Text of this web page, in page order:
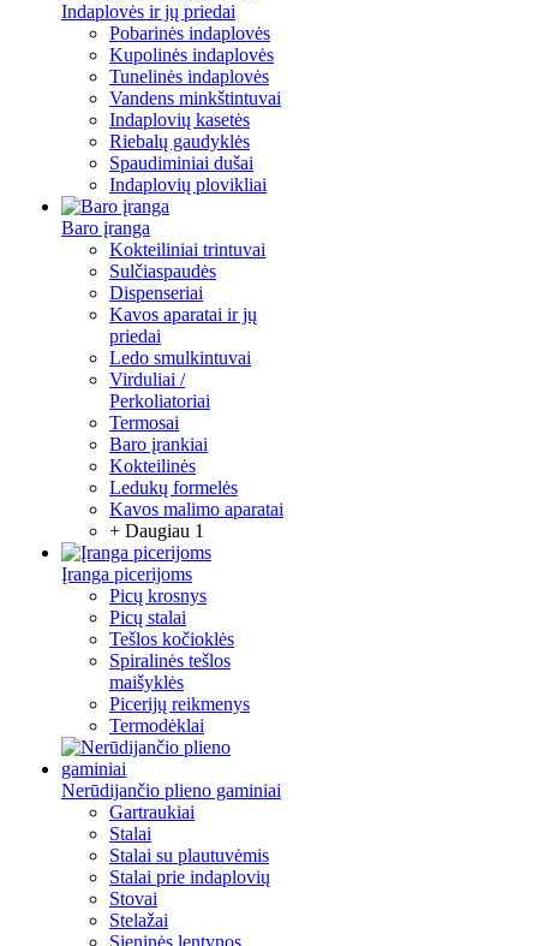
Indaplovės ir jų priedai
Pobarinės indaplovės
Kupolinės indaplovės
Tunelinės indaplovės
Vandens minkštintuvai
Indaplovių kasetės
Riebalų gaudyklės
Spaudiminiai dušai
Indaplovių plovikliai
Baro įranga
Kokteiliniai trintuvai
Sulčiaspaudės
Dispenseriai
Kavos aparatai ir jų
priedai
Ledo smulkintuvai
Virduliai /
Perkoliatoriai
Termosai
Baro įrankiai
Kokteilinės
Ledukų formelės
Kavos malimo aparatai
+ Daugiau 1
Įranga picerijoms
Picų krosnys
Picų stalai
Tešlos kočioklės
Spiralinės tešlos
maišyklės
Picerijų reikmenys
Termodėklai
Nerūdijančio plieno gaminiai
Gartraukiai
Stalai
Stalai su plautuvėmis
Stalai prie indaplovių
Stovai
Stelažai
Sieninės lentynos